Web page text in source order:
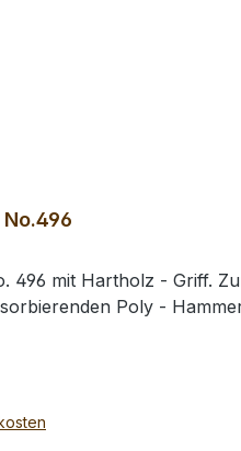
496 mit Hartholz - Griff.
Poly -